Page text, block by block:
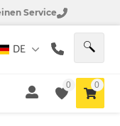
Service
DE
0 0